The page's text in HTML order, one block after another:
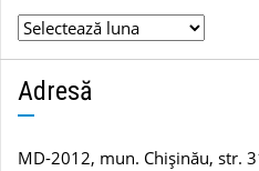
Arhivă
de
știri
Adresă
MD-2012, mun. Chișinău, str.